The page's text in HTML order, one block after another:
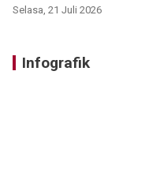
Selasa, 21 Juli 2026
Infografik